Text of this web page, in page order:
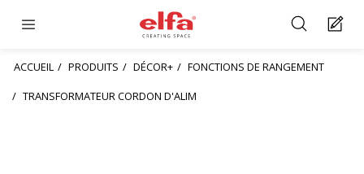
ACCUEIL PRODUITS DÉCOR+
FONCTIONS DE RANGEMENT
TRANSFORMATEUR CORDON D'ALIM